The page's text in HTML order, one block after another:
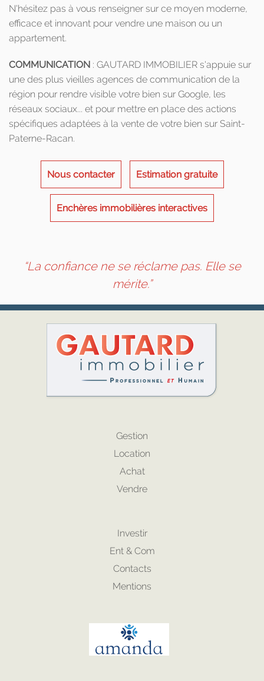
N'hésitez pas à vous renseigner sur ce moyen moderne,
efficace et innovant pour vendre une maison ou un
appartement.
COMMUNICATION : GAUTARD IMMOBILIER s'appuie sur
une des plus vieilles agences de communication de la
région pour rendre visible votre bien sur Google, les
réseaux sociaux... et pour mettre en place des actions
spécifiques adaptées à la vente de votre bien sur Saint-
Paterne-Racan.
Nous contacter Estimation gratuite
Enchères immobilières interactives
“La confiance ne se réclame pas. Elle se
mérite.”
Gestion
Location
Achat
Vendre
Investir
Ent & Com
Contacts
Mentions